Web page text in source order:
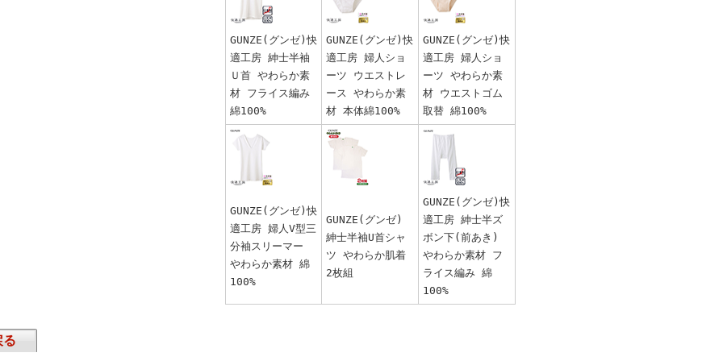
GUNZE(グンゼ)快
適工房 紳士半袖
Ｕ首 やわらか素
材 フライス編み
綿100%
GUNZE(グンゼ)快
適工房 婦人ショ
ーツ ウエストレ
ース やわらか素
材 本体綿100%
GUNZE(グンゼ)快
適工房 婦人ショ
ーツ やわらか素
材 ウエストゴム
取替 綿100%
GUNZE(グンゼ)快
適工房 婦人V型三
分袖スリーマー
やわらか素材 綿
100%
GUNZE(グンゼ)
紳士半袖U首シャ
ツ やわらか肌着
2枚組
GUNZE(グンゼ)快
適工房 紳士半ズ
ボン下(前あき)
やわらか素材 フ
ライス編み 綿
100%